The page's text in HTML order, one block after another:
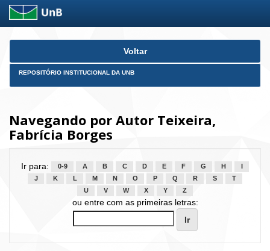
Skip
Voltar
REPOSITÓRIO INSTITUCIONAL DA UNB
Navegando por Autor Teixeira,
Fabrícia Borges
Ir para: 0-9 A B C D E F G H
J
K L M N O P Q R S
T
U
V W X Y Z
ou entre com as primeiras letras: